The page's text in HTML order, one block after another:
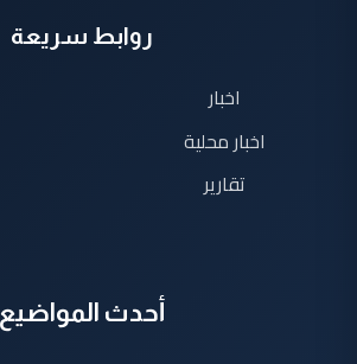
روابط سريعة
اخبار
اخبار محلية
تقارير
أحدث المواضيع